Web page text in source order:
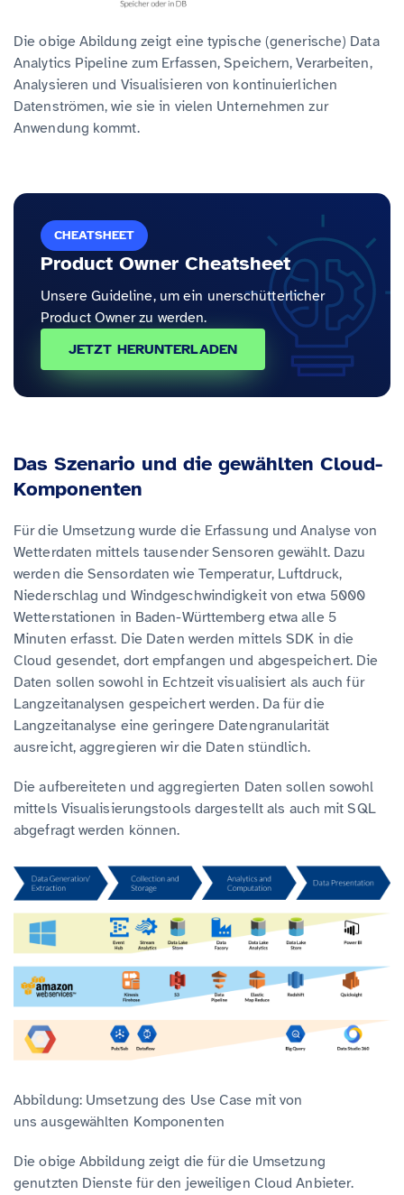
Die obige Abildung zeigt eine typische (generische) Data
Analytics Pipeline zum Erfassen, Speichern, Verarbeiten,
Analysieren und Visualisieren von kontinuierlichen
Datenströmen, wie sie in vielen Unternehmen zur
Anwendung kommt.
CHEATSHEET
Product Owner Cheatsheet
Unsere Guideline, um ein unerschütterlicher
Product Owner zu werden.
JETZT HERUNTERLADEN
Das Szenario und die gewählten Cloud-
Komponenten
Für die Umsetzung wurde die Erfassung und Analyse von
Wetterdaten mittels tausender Sensoren gewählt. Dazu
werden die Sensordaten wie Temperatur, Luftdruck,
Niederschlag und Windgeschwindigkeit von etwa 5000
Wetterstationen in Baden-Württemberg etwa alle 5
Minuten erfasst. Die Daten werden mittels SDK in die
Cloud gesendet, dort empfangen und abgespeichert. Die
Daten sollen sowohl in Echtzeit visualisiert als auch für
Langzeitanalysen gespeichert werden. Da für die
Langzeitanalyse eine geringere Datengranularität
ausreicht, aggregieren wir die Daten stündlich.
Die aufbereiteten und aggregierten Daten sollen sowohl
mittels Visualisierungstools dargestellt als auch mit SQL
abgefragt werden können.
Abbildung: Umsetzung des Use Case mit von
uns ausgewählten Komponenten
Die obige Abbildung zeigt die für die Umsetzung
genutzten Dienste für den jeweiligen Cloud Anbieter.